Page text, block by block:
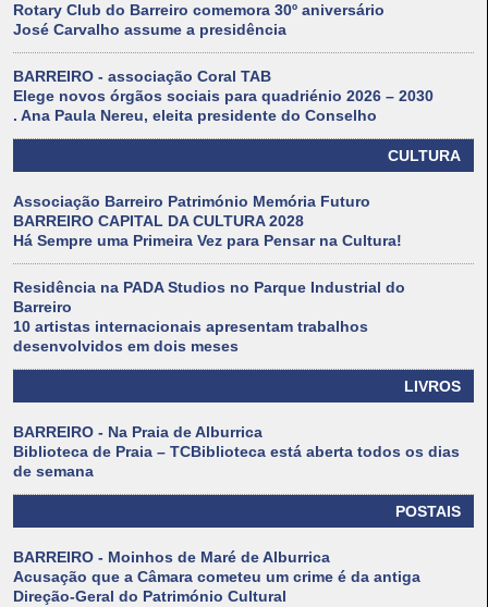
Rotary Club do Barreiro comemora 30º aniversário
José Carvalho assume a presidência
BARREIRO - associação Coral TAB
Elege novos órgãos sociais para quadriénio 2026 – 2030
. Ana Paula Nereu, eleita presidente do Conselho
CULTURA
Associação Barreiro Património Memória Futuro
BARREIRO CAPITAL DA CULTURA 2028
Há Sempre uma Primeira Vez para Pensar na Cultura!
Residência na PADA Studios no Parque Industrial do
Barreiro
10 artistas internacionais apresentam trabalhos
desenvolvidos em dois meses
LIVROS
BARREIRO - Na Praia de Alburrica
Biblioteca de Praia – TCBiblioteca está aberta todos os dias
de semana
POSTAIS
BARREIRO - Moinhos de Maré de Alburrica
Acusação que a Câmara cometeu um crime é da antiga
Direção-Geral do Património Cultural